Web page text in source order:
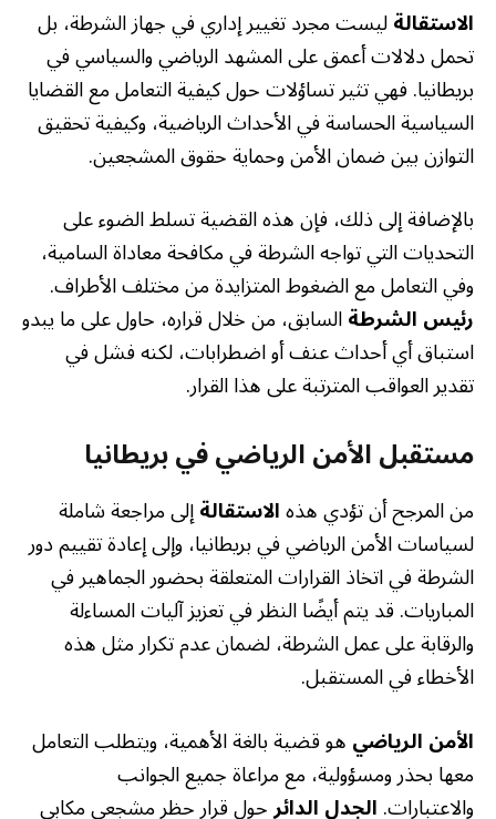
الاستقالةليست مجرد تغيير إداري في جهاز الشرطة، بل
تحمل دلالات أعمق على المشهد الرياضي والسياسي في
بريطانيا. فهي تثير تساؤلات حول كيفية التعامل مع القضايا
السياسية الحساسة في الأحداث الرياضية، وكيفية تحقيق
التوازن بين ضمان الأمن وحماية حقوق المشجعين.
بالإضافة إلى ذلك، فإن هذه القضية تسلط الضوء على
التحديات التي تواجه الشرطة في مكافحة معاداة السامية،
وفي التعامل مع الضغوط المتزايدة من مختلف الأطراف.
رئيس الشرطةالسابق، من خلال قراره، حاول على ما يبدو
استباق أي أحداث عنف أو اضطرابات، لكنه فشل في
تقدير العواقب المترتبة على هذا القرار.
مستقبل الأمن الرياضي في بريطانيا
من المرجح أن تؤدي هذهالاستقالةإلى مراجعة شاملة
لسياسات الأمن الرياضي في بريطانيا، وإلى إعادة تقييم دور
الشرطة في اتخاذ القرارات المتعلقة بحضور الجماهير في
المباريات. قد يتم أيضًا النظر في تعزيز آليات المساءلة
والرقابة على عمل الشرطة، لضمان عدم تكرار مثل هذه
الأخطاء في المستقبل.
الأمن الرياضيهو قضية بالغة الأهمية، ويتطلب التعامل
معها بحذر ومسؤولية، مع مراعاة جميع الجوانب
والاعتبارات.الجدل الدائرحول قرار حظر مشجعي مكابي